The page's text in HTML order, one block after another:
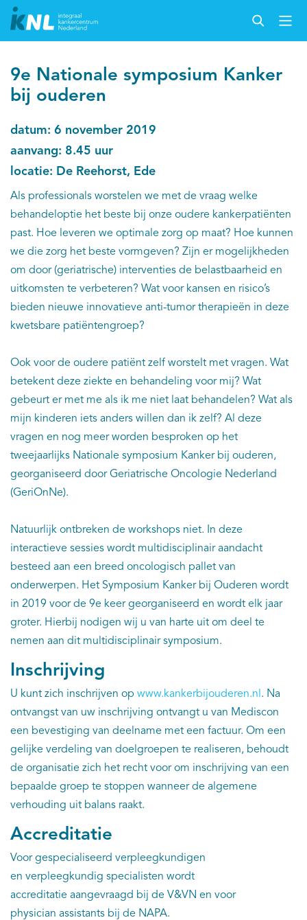
9e Nationale symposium Kanker
bij ouderen
datum: 6 november 2019
aanvang: 8.45 uur
locatie: De Reehorst, Ede
Als professionals worstelen we met de vraag welke
behandeloptie het beste bij onze oudere kankerpatiënten
past. Hoe leveren we optimale zorg op maat? Hoe kunnen
we die zorg het beste vormgeven? Zijn er mogelijkheden
om door (geriatrische) interventies de belastbaarheid en
uitkomsten te verbeteren? Wat voor kansen en risico’s
bieden nieuwe innovatieve anti-tumor therapieën in deze
kwetsbare patiëntengroep?
Ook voor de oudere patiënt zelf worstelt met vragen. Wat
betekent deze ziekte en behandeling voor mij? Wat
gebeurt er met me als ik me niet laat behandelen? Wat als
mijn kinderen iets anders willen dan ik zelf? Al deze
vragen en nog meer worden besproken op het
tweejaarlijks Nationale symposium Kanker bij ouderen,
georganiseerd door Geriatrische Oncologie Nederland
(GeriOnNe).
Natuurlijk ontbreken de workshops niet. In deze
interactieve sessies wordt multidisciplinair aandacht
besteed aan een breed oncologisch pallet van
onderwerpen. Het Symposium Kanker bij Ouderen wordt
in 2019 voor de 9e keer georganiseerd en wordt elk jaar
groter. Hierbij nodigen wij u van harte uit om deel te
nemen aan dit multidisciplinair symposium.
Inschrijving
U kunt zich inschrijven op www.kankerbijouderen.nl . Na
ontvangst van uw inschrijving ontvangt u van Mediscon
een bevestiging van deelname met een factuur. Om een
gelijke verdeling van doelgroepen te realiseren, behoudt
de organisatie zich het recht voor om inschrijving van een
bepaalde groep te stoppen wanneer de algemene
verhouding uit balans raakt.
Accreditatie
Voor gespecialiseerd verpleegkundigen
en verpleegkundig specialisten wordt
accreditatie aangevraagd bij de V&VN en voor
physician assistants bij de NAPA.